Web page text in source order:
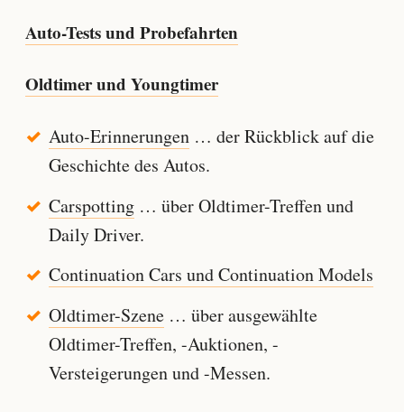
Auto-Tests und Probefahrten
Oldtimer und Youngtimer
Auto-Erinnerungen… der Rückblick auf die
Geschichte des Autos.
Carspotting… über Oldtimer-Treffen und
Daily Driver.
Continuation Cars und Continuation Models
Oldtimer-Szene… über ausgewählte
Oldtimer-Treffen, -Auktionen, -
Versteigerungen und -Messen.